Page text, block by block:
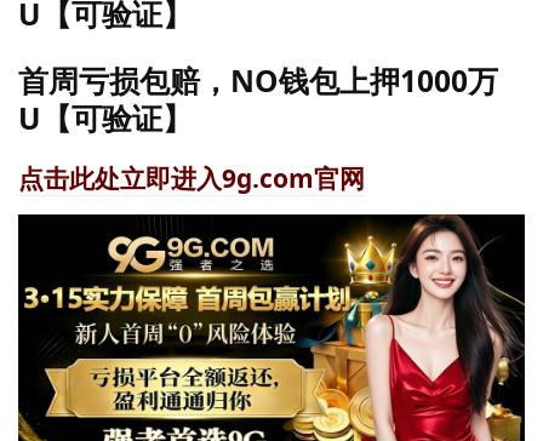
U【可验证】
首周亏损包赔，NO钱包上押1000万
U【可验证】
点击此处立即进入9g.com官网